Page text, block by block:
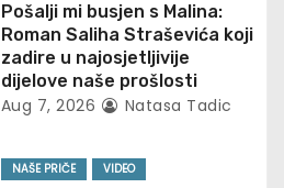
Pošalji mi busjen s Malina:
Roman Saliha Straševića koji
zadire u najosjetljivije
dijelove naše prošlosti
Aug 7, 2026 Natasa Tadic
NAŠE PRIČE VIDEO